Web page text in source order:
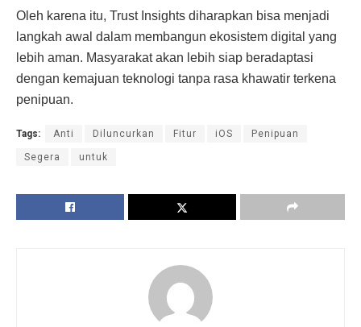
Oleh karena itu, Trust Insights diharapkan bisa menjadi
langkah awal dalam membangun ekosistem digital yang
lebih aman. Masyarakat akan lebih siap beradaptasi
dengan kemajuan teknologi tanpa rasa khawatir terkena
penipuan.
Tags: Anti Diluncurkan Fitur iOS Penipuan
Segera untuk